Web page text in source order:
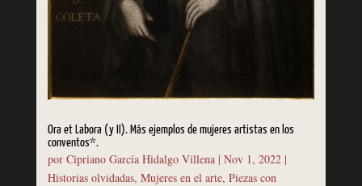
Ora et Labora (y II). Más ejemplos de mujeres artistas en los
conventos*.
por Cipriano García Hidalgo Villena| Nov 1, 2022|
Historias olvidadas, Mujeres en el arte, Piezas con